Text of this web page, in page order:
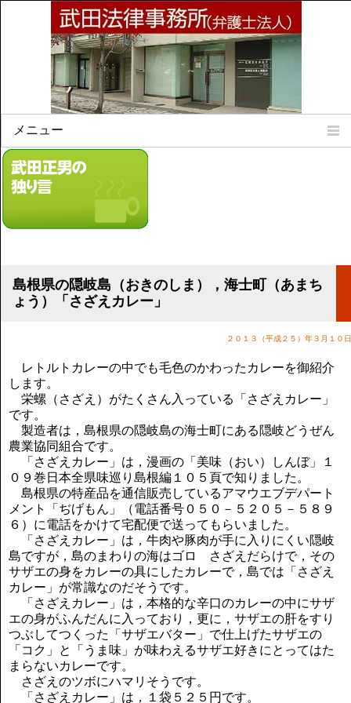
メニュー
Home
所属弁護士
法律相談案内
リンク集
気をつけたい法律のポイント
武田正男の独り言
島根県の隠岐島（おきのしま），海士町（あまち
ょう）「さざえカレー」
２０１３（平成２５）年３月１０日
レトルトカレーの中でも毛色のかわったカレーを御紹介
します。
栄螺（さざえ）がたくさん入っている「さざえカレー」
です。
製造者は，島根県の隠岐島の海士町にある隠岐どうぜん
農業協同組合です。
「さざえカレー」は，漫画の「美味（おい）しんぼ」１
０９巻日本全県味巡り島根編１０５頁で知りました。
島根県の特産品を通信販売しているアマウエブデパート
メント「ぢげもん」（電話番号０５０－５２０５－５８９
６）に電話をかけて宅配便で送ってもらいました。
「さざえカレー」は，牛肉や豚肉が手に入りにくい隠岐
島ですが，島のまわりの海はゴロゝさざえだらけで，その
サザエの身をカレーの具にしたカレーで，島では「さざえ
カレー」が常識なのだそうです。
「さざえカレー」は，本格的な辛口のカレーの中にサザ
エの身がふんだんに入っており，更に，サザエの肝をすり
つぶしてつくった「サザエバター」で仕上げたサザエの
「コク」と「うま味」が味わえるサザエ好きにとってはた
まらないカレーです。
さざえのツボにハマリそうです。
「さざえカレー」は，１袋５２５円です。